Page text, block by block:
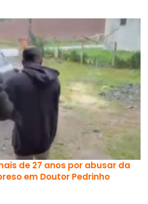
de 27 anos por abusar da
em Doutor Pedrinho